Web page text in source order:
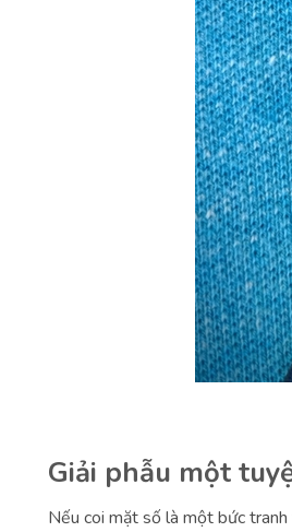
Giải phẫu một
Nếu coi mặt số là một bức